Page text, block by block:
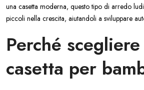
una casetta moderna, questo tipo di arredo
piccoli nella crescita, aiutandoli a sviluppare
Perché
casetta per